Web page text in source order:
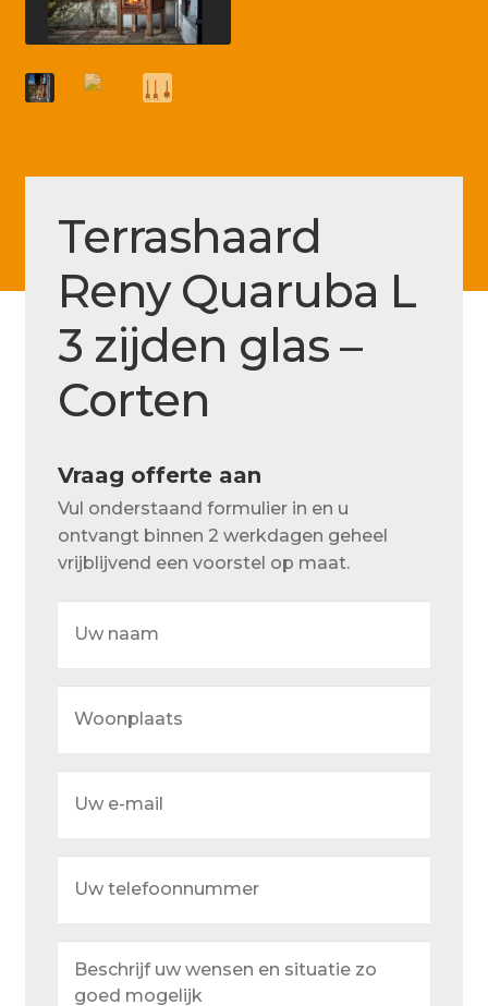
Contact
FAQ
Klantenservice
Betaalmethode
Over
Over ons
Privacy
Retouren – Geschillen – Garantie
Terrashaard
Reny Quaruba L
3 zijden glas –
Corten
Vraag offerte aan
Vul onderstaand formulier in en u
ontvangt binnen 2 werkdagen geheel
vrijblijvend een voorstel op maat.
naam
telefoonnummer
uw
wensen